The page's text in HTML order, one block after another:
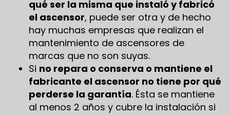
qué ser la misma que instaló y fabricó
el ascensor, puede ser otra y de hecho
hay muchas empresas que realizan el
mantenimiento de ascensores de
marcas que no son suyas.
Si no repara o conserva o mantiene el
fabricante el ascensor no tiene por qué
perderse la garantía. Ésta se mantiene
al menos 2 años y cubre la instalación si